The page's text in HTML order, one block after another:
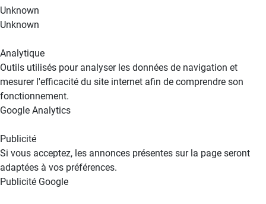
Unknown
Unknown
Analytique
Outils utilisés pour analyser les données de navigation et
mesurer l'efficacité du site internet afin de comprendre son
fonctionnement.
Google Analytics
Publicité
Si vous acceptez, les annonces présentes sur la page seront
adaptées à vos préférences.
Publicité Google